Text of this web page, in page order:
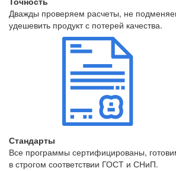
Дважды проверяем расчеты, не
удешевить продукт с потерей качества.
Стандарты
Все программы сертифицированы,
в строгом соответствии ГОСТ и СНиП.